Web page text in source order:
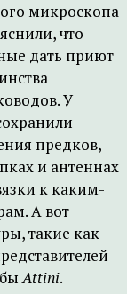
микроскопа
что
дать приют
У
предков,
и антеннах
к каким-
А вот
такие как
Attini.